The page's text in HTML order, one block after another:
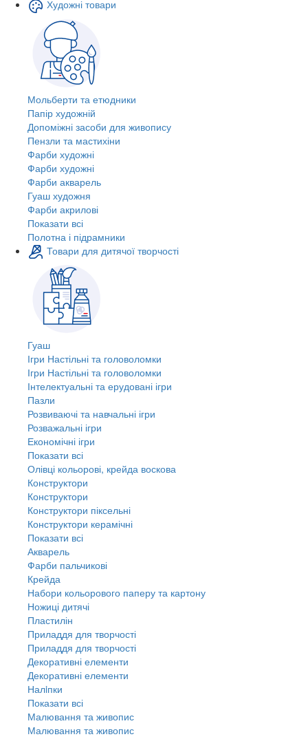
Художні товари
Мольберти та етюдники
Папір художній
Допоміжні засоби для живопису
Пензли та мастихіни
Фарби художні
Фарби художні
Фарби акварель
Гуаш художня
Фарби акрилові
Показати всі
Полотна і підрамники
Товари для дитячої творчості
Гуаш
Ігри Настільні та головоломки
Ігри Настільні та головоломки
Інтелектуальні та ерудовані ігри
Пазли
Розвиваючі та навчальні ігри
Розважальні ігри
Економічні ігри
Показати всі
Олівці кольорові, крейда воскова
Конструктори
Конструктори
Конструктори піксельні
Конструктори керамічні
Показати всі
Акварель
Фарби пальчикові
Крейда
Набори кольорового паперу та картону
Ножиці дитячі
Пластилін
Приладдя для творчості
Приладдя для творчості
Декоративні елементи
Декоративні елементи
Налiпки
Показати всі
Малювання та живопис
Малювання та живопис